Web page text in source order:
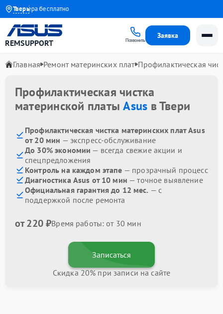
Тверь
мастера бесплатно
REMSUPPORT Позвонить
Заявка
Главная Ремонт материнских плат Профилактическая
Профилактическая чистка
материнской платыAsus в Твери
Профилактическая чистка материнских плат Asus
от 20 мин — экспресс-обслуживание
До 30% экономии — всегда свежие акции и
спецпредложения
Контроль на каждом этапе — прозрачный процесс
Диагностика Asus от 10 мин — точное выявление
Официальная гарантия до 12 мес. — с
поддержкой после ремонта
от 220 ₽Время работы: от 30 мин
Записаться
Скидка 20% при записи на сайте